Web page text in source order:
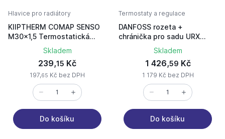
Hlavice pro radiátory
KIIPTHERM COMAP SENSO
M30x1,5 Termostatická
Skladem
239,15 Kč
197,65 Kč bez DPH
Do košíku
Termostaty a regulace
DANFOSS rozeta +
chránička pro sadu URX
Skladem
1 426,59 Kč
1 179 Kč bez DPH
Do košíku